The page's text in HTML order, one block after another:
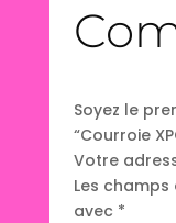
Soyez le
“Courroie
Votre
Les
avec *